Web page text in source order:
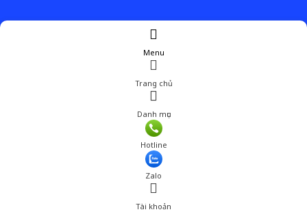
Menu
Trang chủ
Danh mục
Hotline
Zalo
Tài khoản